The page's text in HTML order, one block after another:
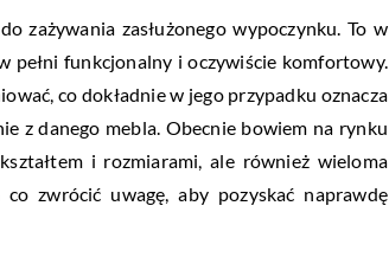
zażywania zasłużonego wypoczynku. To w
pełni funkcjonalny i oczywiście komfortowy.
co dokładnie w jego przypadku oznacza
z danego mebla. Obecnie bowiem na rynku
i rozmiarami, ale również wieloma
zwrócić uwagę, aby pozyskać naprawdę